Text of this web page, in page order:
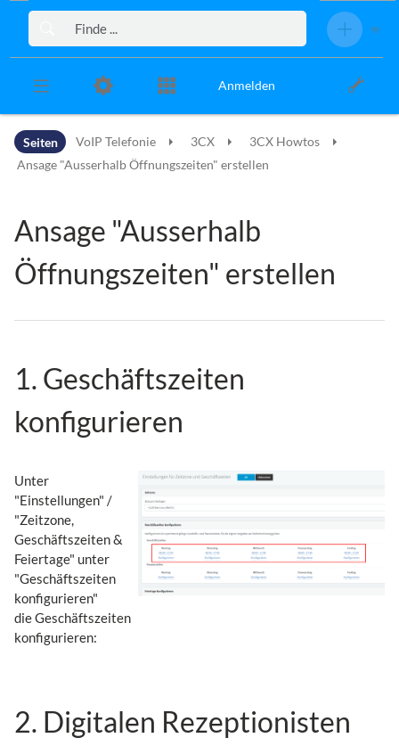
Zur Kopfleiste
Zur Hauptnavigation
Zu den Seitenwerkzeugen
Anmelden
Seiten VoIP Telefonie 3CX
3CX Howtos
Ansage "Ausserhalb Öffnungszeiten" erstellen
Ansage "Ausserhalb
Öffnungszeiten" erstellen
1. Geschäftszeiten
konfigurieren
Unter
"Einstellungen" /
"Zeitzone,
Geschäftszeiten &
Feiertage" unter
"Geschäftszeiten
konfigurieren"
die Geschäftszeiten
konfigurieren:
2. Digitalen Rezeptionisten